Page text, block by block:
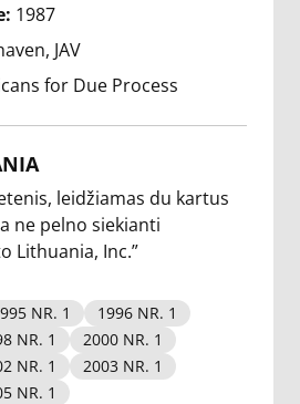
1987
JAV
for Due Process
leidžiamas du kartus
ne pelno siekianti
Lithuania, Inc.”
NR. 1
1996 NR. 1
NR. 1
2000 NR. 1
NR. 1
2003 NR. 1
NR. 1